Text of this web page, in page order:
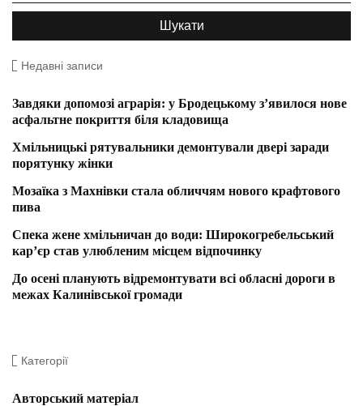
Недавні записи
Завдяки допомозі аграрія: у Бродецькому з’явилося нове
асфальтне покриття біля кладовища
Хмільницькі рятувальники демонтували двері заради
порятунку жінки
Мозаїка з Махнівки стала обличчям нового крафтового
пива
Спека жене хмільничан до води: Широкогребельський
кар’єр став улюбленим місцем відпочинку
До осені планують відремонтувати всі обласні дороги в
межах Калинівської громади
Категорії
Авторський матеріал